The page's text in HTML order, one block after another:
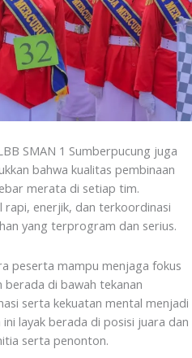
SMAN 1 Sumberpucung juga
bahwa kualitas pembinaan
merata di setiap tim.
rapi, enerjik, dan terkoordinasi
yang terprogram dan serius.
peserta mampu menjaga fokus
berada di bawah tekanan
serta kekuatan mental menjadi
layak berada di posisi juara dan
serta penonton.